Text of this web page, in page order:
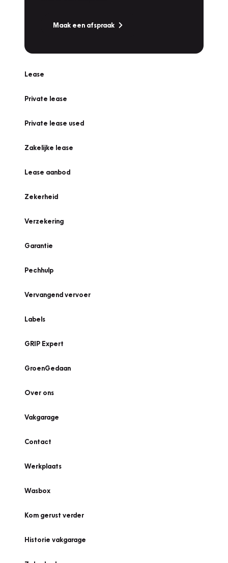
Maak een afspraak
Lease
Private lease
Private lease used
Zakelijke lease
Lease aanbod
Zekerheid
Verzekering
Garantie
Pechhulp
Vervangend vervoer
Labels
GRIP Expert
GroenGedaan
Over ons
Vakgarage
Contact
Werkplaats
Wasbox
Kom gerust verder
Historie vakgarage